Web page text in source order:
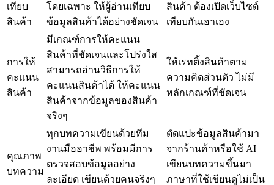
เทียบ
สินค้า
โดยเฉพาะ ให้ผู้อ่านเทียบ
ข้อมูลสินค้าได้อย่างชัดเจน
สินค้า ต้องเปิดเว็บไซต์
เทียบกันเอาเอง
การให้
คะแนน
สินค้า
มีเกณฑ์การให้คะแนน
สินค้าที่ชัดเจนและโปร่งใส
สามารถอ่านวิธีการให้
คะแนนสินค้าได้ ให้คะแนน
สินค้าจากข้อมูลของสินค้า
จริงๆ
ให้เรทติ้งสินค้าตาม
ความคิดส่วนตัว ไม่มี
หลักเกณฑ์ที่ชัดเจน
คุณภาพ
บทความ
ทุกบทความเขียนด้วยทีม
งานมืออาชีพ พร้อมมีการ
ตรวจสอบข้อมูลอย่าง
ละเอียด เขียนด้วยคนจริงๆ
ตัดแปะข้อมูลสินค้ามา
จากร้านค้าหรือใช้ AI
เขียนบทความขึ้นมา
ภาษาที่ใช้เขียนดูไม่เป็น